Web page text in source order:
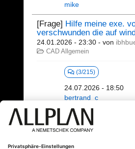
mike
[Frage] Hilfe meine exe.
verschwunden die auf
24.01.2026 - 23:30 - von
CAD Allgemein
(3/215)
24.07.2026 - 18:50
bertrand_c
1 - 20 (5360)